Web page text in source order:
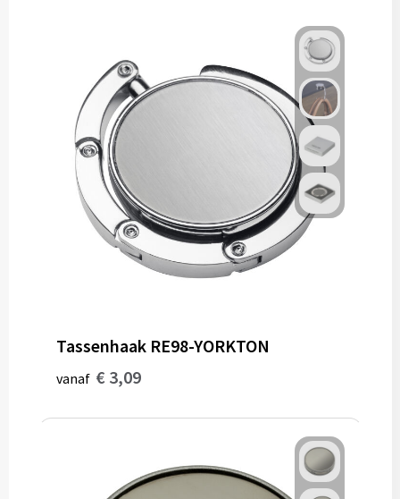
Persoonlijke verzorging
Zonnebrillen
Verpakkingen
Pashouders
Tassenhaak RE98-YORKTON
vanaf € 3,09